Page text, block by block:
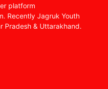
platform
Recently Jagruk Youth
Pradesh & Uttarakhand.